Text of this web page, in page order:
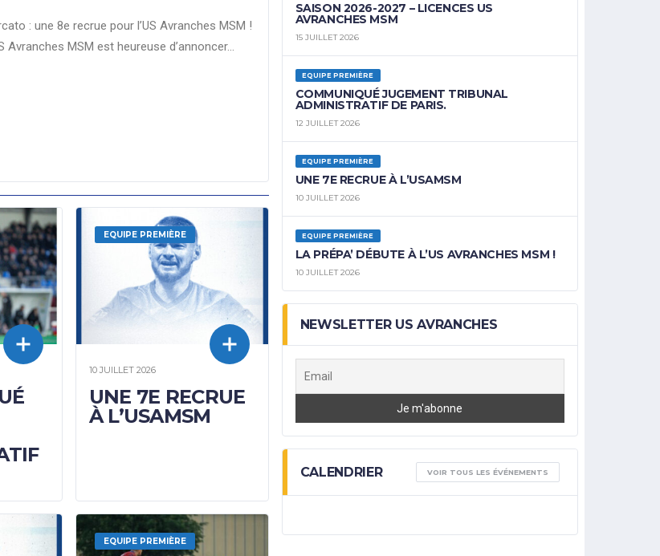
: une 8e recrue pour l’US Avranches MSM !
Avranches MSM est heureuse d’annoncer…
EQUIPE PREMIÈRE
10 JUILLET 2026
UNE 7E RECRUE
À L’USAMSM
EQUIPE PREMIÈRE
SAISON 2026-2027 – LICENCES US
AVRANCHES MSM
15 JUILLET 2026
EQUIPE PREMIÈRE
COMMUNIQUÉ JUGEMENT TRIBUNAL
ADMINISTRATIF DE PARIS.
12 JUILLET 2026
EQUIPE PREMIÈRE
UNE 7E RECRUE À L’USAMSM
10 JUILLET 2026
EQUIPE PREMIÈRE
LA PRÉPA’ DÉBUTE À L’US AVRANCHES MSM !
10 JUILLET 2026
NEWSLETTER US AVRANCHES
CALENDRIER VOIR TOUS LES ÉVÉNEMENTS